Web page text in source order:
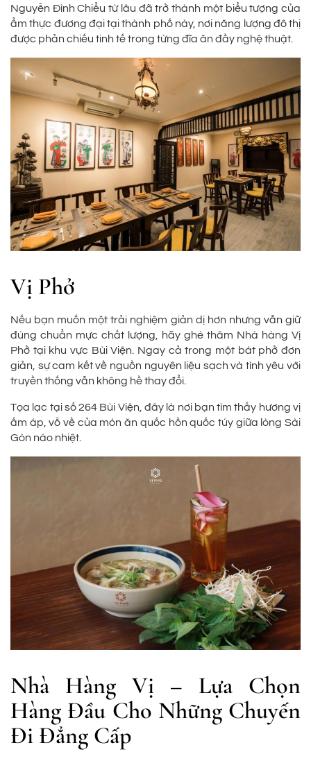
Nguyễn Đình Chiểu từ lâu đã trở thành một biểu tượng của
ẩm thực đương đại tại thành phố này, nơi năng lượng đô thị
được phản chiếu tinh tế trong từng đĩa ăn đầy nghệ thuật.
Vị Phở
Nếu bạn muốn một trải nghiệm giản dị hơn nhưng vẫn giữ
đúng chuẩn mực chất lượng, hãy ghé thăm Nhà hàng Vị
Phở tại khu vực Bùi Viện. Ngay cả trong một bát phở đơn
giản, sự cam kết về nguồn nguyên liệu sạch và tình yêu với
truyền thống vẫn không hề thay đổi.
Tọa lạc tại số 264 Bùi Viện, đây là nơi bạn tìm thấy hương vị
ấm áp, vỗ về của món ăn quốc hồn quốc túy giữa lòng Sài
Gòn náo nhiệt.
Nhà Hàng Vị – Lựa Chọn
Hàng Đầu Cho Những Chuyến
Đi Đẳng Cấp